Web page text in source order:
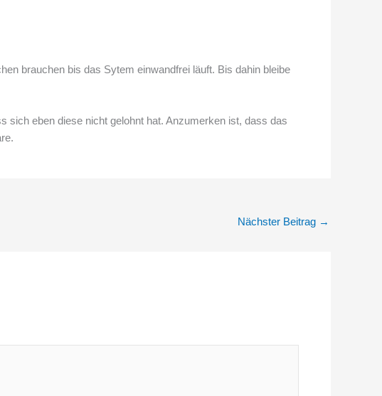
brauchen bis das Sytem einwandfrei läuft. Bis dahin bleibe
sich eben diese nicht gelohnt hat. Anzumerken ist, dass das
Nächster Beitrag →